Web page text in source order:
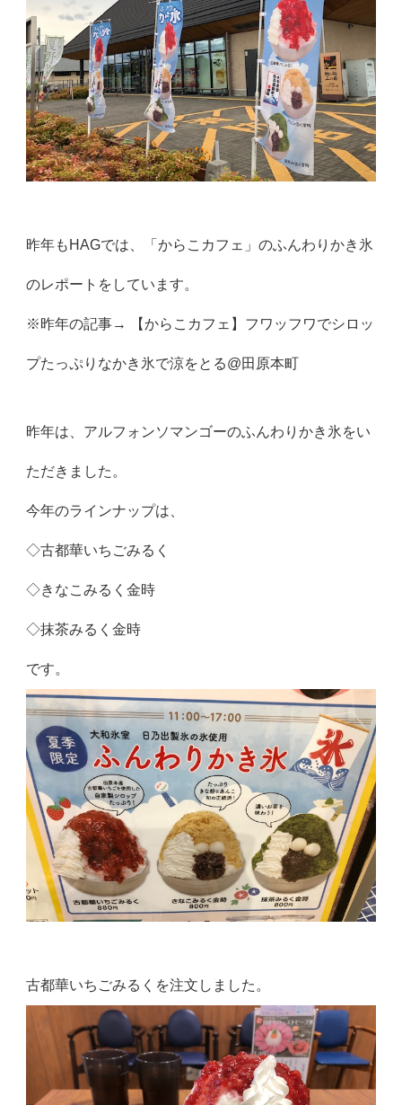
昨年もHAGでは、「からこカフェ」のふんわりかき氷
のレポートをしています。
※昨年の記事→ 【からこカフェ】フワッフワでシロッ
プたっぷりなかき氷で涼をとる@田原本町
昨年は、アルフォンソマンゴーのふんわりかき氷をい
ただきました。
今年のラインナップは、
◇古都華いちごみるく
◇きなこみるく金時
◇抹茶みるく金時
です。
古都華いちごみるくを注文しました。